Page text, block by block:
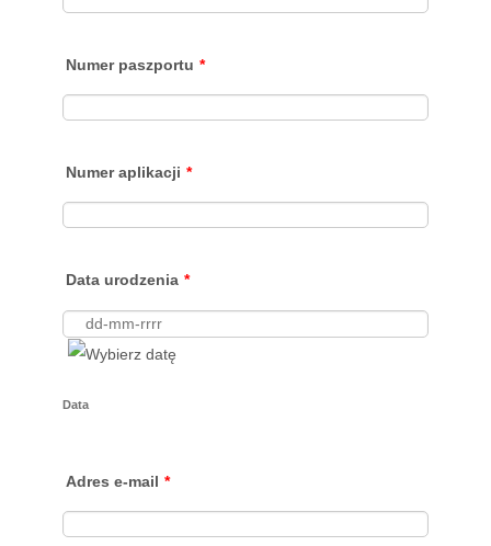
Numer paszportu *
Numer aplikacji *
Data urodzenia *
Data
Adres e-mail *